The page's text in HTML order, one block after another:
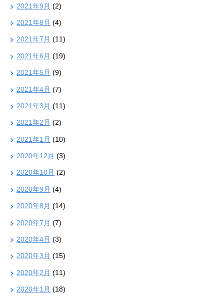
2021年9月 (2)
2021年8月 (4)
2021年7月 (11)
2021年6月 (19)
2021年5月 (9)
2021年4月 (7)
2021年3月 (11)
2021年2月 (2)
2021年1月 (10)
2020年12月 (3)
2020年10月 (2)
2020年9月 (4)
2020年8月 (14)
2020年7月 (7)
2020年4月 (3)
2020年3月 (15)
2020年2月 (11)
2020年1月 (18)